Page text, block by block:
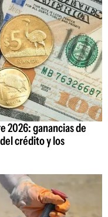
2026: ganancias de
crédito y los